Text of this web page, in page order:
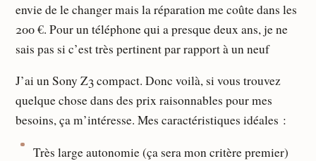
envie de le changer mais la réparation me coûte dans les
200 €. Pour un téléphone qui a presque deux ans, je ne
sais pas si c’est très pertinent par rapport à un neuf
J’ai un Sony Z3 compact. Donc voilà, si vous trouvez
quelque chose dans des prix raisonnables pour mes
besoins, ça m’intéresse. Mes caractéristiques idéales :
Très large autonomie (ça sera mon critère premier)